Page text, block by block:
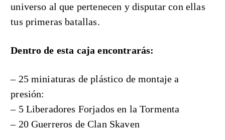
universo al que pertenecen y disputar con ellas
tus primeras batallas.
Dentro de esta caja encontrarás:
– 25 miniaturas de plástico de montaje a
presión:
– 5 Liberadores Forjados en la Tormenta
– 20 Guerreros de Clan Skaven